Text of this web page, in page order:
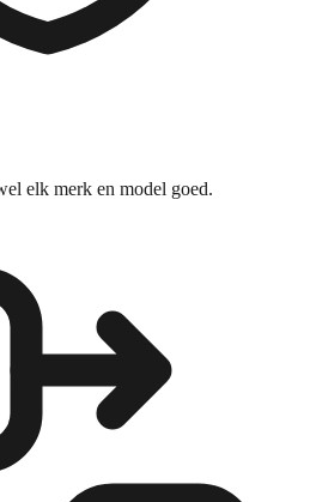
elk merk en model goed.